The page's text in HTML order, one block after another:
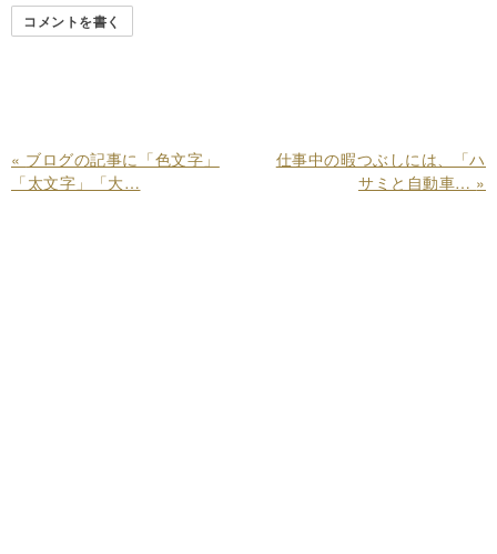
コメントを書く
« ブログの記事に「色文字」
「太文字」「大…
仕事中の暇つぶしには、「ハ
サミと自動車… »